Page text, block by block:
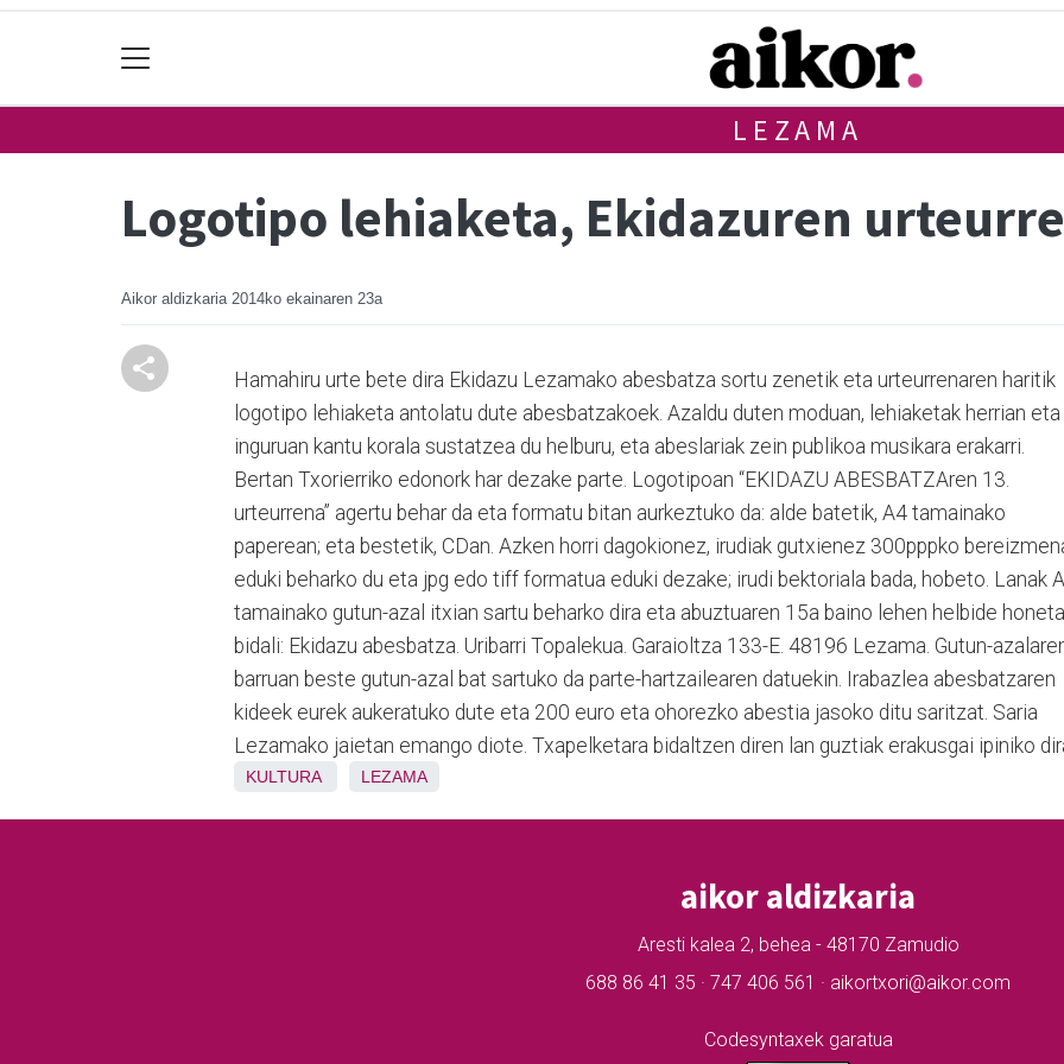
LEZAMA
Logotipo lehiaketa, Ekidazuren
Aikor aldizkaria 2014ko ekainaren 23a
Hamahiru urte bete dira Ekidazu Lezamako abesbatza sortu zenetik eta urteurrenaren haritik
logotipo lehiaketa antolatu dute abesbatzakoek. Azaldu duten moduan, lehiaketak herrian eta
inguruan kantu korala sustatzea du helburu, eta abeslariak zein publikoa musikara erakarri.
Bertan Txorierriko edonork har dezake parte. Logotipoan “EKIDAZU ABESBATZAren 13.
urteurrena” agertu behar da eta formatu bitan aurkeztuko da: alde batetik, A4 tamainako
paperean; eta bestetik, CDan. Azken horri dagokionez, irudiak gutxienez 300pppko
eduki beharko du eta jpg edo tiff formatua eduki dezake; irudi bektoriala bada, hobeto. Lanak
tamainako gutun-azal itxian sartu beharko dira eta abuztuaren 15a baino lehen helbide
bidali: Ekidazu abesbatza. Uribarri Topalekua. Garaioltza 133-E. 48196 Lezama. Gutun-
barruan beste gutun-azal bat sartuko da parte-hartzailearen datuekin. Irabazlea abesbatzaren
kideek eurek aukeratuko dute eta 200 euro eta ohorezko abestia jasoko ditu saritzat. Saria
Lezamako jaietan emango diote. Txapelketara bidaltzen diren lan guztiak erakusgai ipiniko
KULTURA LEZAMA
aikor aldizkaria
Aresti kalea 2, behea - 48170 Zamudio
688 86 41 35 · 747 406 561 · aikortxori@aikor.com
Codesyntaxek garatua